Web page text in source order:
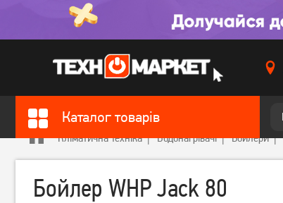
Каталог товарів
Кліматична техніка Водонагрівачі Бойлери
Бойлер WHP Jack 80